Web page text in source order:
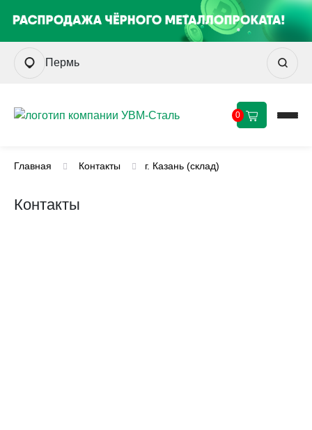
Пермь
0
Главная Контакты г. Казань (склад)
Контакты